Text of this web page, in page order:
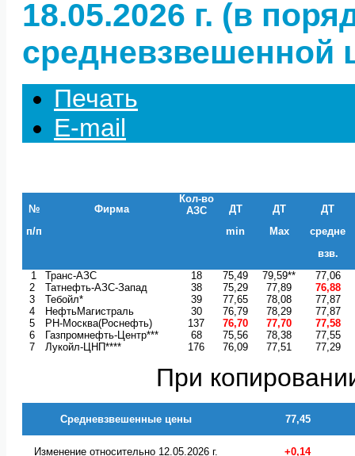
18.05.2026 г. (в
средневзвешенной
Печать
E-mail
№
п/п
Фирма
Кол-во
АЗС
ДТ
min
ДТ
Max
ДТ
средне
взв.
1
Транс-АЗС 18 75,49 79,59**
77,06
2
Татнефть-АЗС-Запад 38 75,29 77,89
76,88
3
Тебойл* 39 77,65 78,08
77,87
4
НефтьМагистраль 30 76,79 78,29
77,87
5
РН-Москва(Роснефть) 137 76,70 77,70
77,58
6
Газпромнефть-Центр*** 68 75,56 78,38
77,55
7
Лукойл-ЦНП**** 176 76,09 77,51 77,29
При
Средневзвешенные цены 77,45
Изменение относительно 12.05.2026 г. +0,14